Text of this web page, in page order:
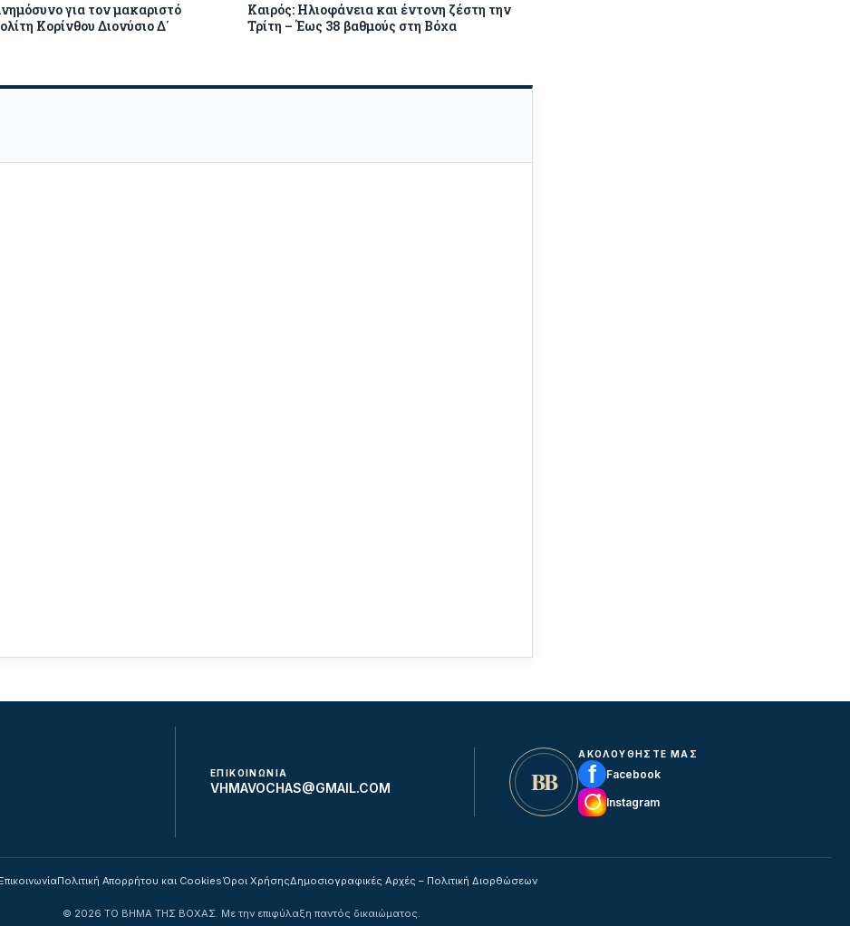
για τον μακαριστό
Κορίνθου Διονύσιο Δ΄
Καιρός: Ηλιοφάνεια και έντονη ζέστη την
Τρίτη – Έως 38 βαθμούς στη Βόχα
ΕΠΙΚΟΙΝΩΝΙΑ
VHMAVOCHAS@GMAIL.COM ΒΒ
ΑΚΟΛΟΥΘΗΣΤΕ ΜΑΣ
f Facebook
Instagram
ΕπικοινωνίαΠολιτική Απορρήτου και CookiesΌροι ΧρήσηςΔημοσιογραφικές Αρχές – Πολιτική Διορθώσεων
© 2026 ΤΟ ΒΗΜΑ ΤΗΣ ΒΟΧΑΣ. Με την επιφύλαξη παντός δικαιώματος.